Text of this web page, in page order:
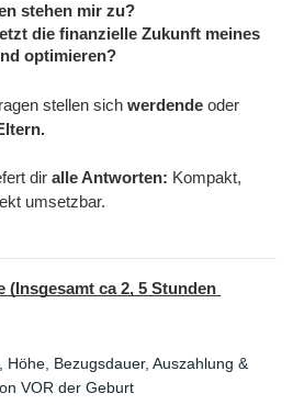
stehen mir zu?
die finanzielle Zukunft meines
optimieren?
stellen sich werdende oder
dir alle Antworten: Kompakt,
umsetzbar.
(Insgesamt ca 2, 5 Stunden
Höhe, Bezugsdauer, Auszahlung &
VOR der Geburt